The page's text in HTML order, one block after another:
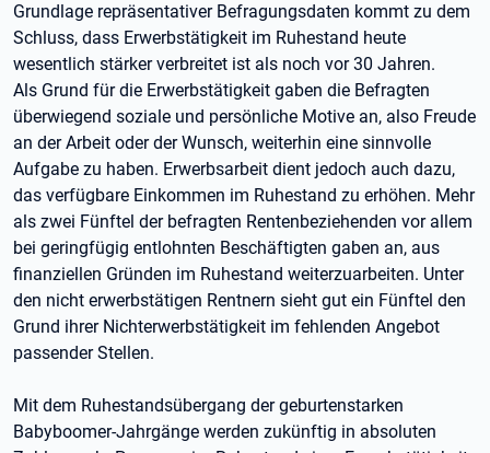
Grundlage repräsentativer Befragungsdaten kommt zu dem
Schluss, dass Erwerbstätigkeit im Ruhestand heute
wesentlich stärker verbreitet ist als noch vor 30 Jahren.
Als Grund für die Erwerbstätigkeit gaben die Befragten
überwiegend soziale und persönliche Motive an, also Freude
an der Arbeit oder der Wunsch, weiterhin eine sinnvolle
Aufgabe zu haben. Erwerbsarbeit dient jedoch auch dazu,
das verfügbare Einkommen im Ruhestand zu erhöhen. Mehr
als zwei Fünftel der befragten Rentenbeziehenden vor allem
bei geringfügig entlohnten Beschäftigten gaben an, aus
finanziellen Gründen im Ruhestand weiterzuarbeiten. Unter
den nicht erwerbstätigen Rentnern sieht gut ein Fünftel den
Grund ihrer Nichterwerbstätigkeit im fehlenden Angebot
passender Stellen.
Mit dem Ruhestandsübergang der geburtenstarken
Babyboomer-Jahrgänge werden zukünftig in absoluten